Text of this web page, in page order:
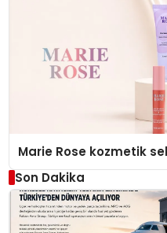
Marie Rose kozmetik
Son Dakika